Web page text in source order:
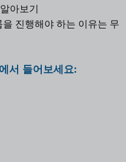
아보기
진행해야 하는 이유는 무
서 들어보세요: